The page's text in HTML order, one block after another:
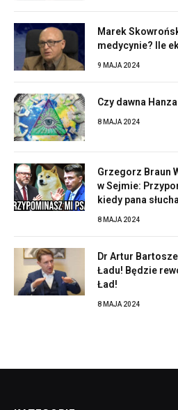
Marek
medycynie? Ile
9 MAJA 2024
Czy dawna
8 MAJA 2024
Grzegorz Braun
w Sejmie:
kiedy pana
8 MAJA 2024
Dr Artur
Ładu! Będzie
Ład!
8 MAJA 2024